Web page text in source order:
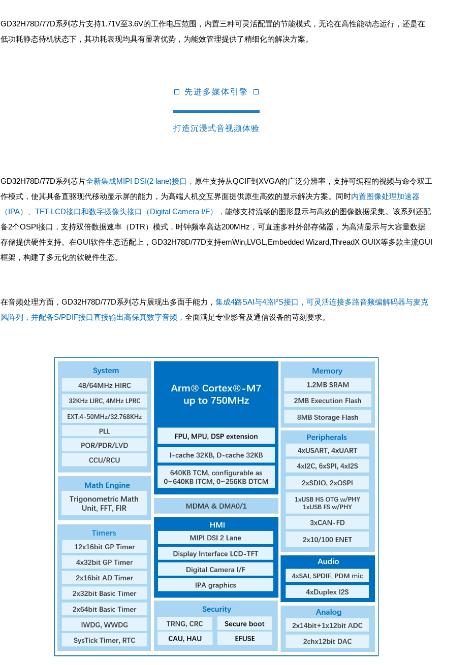
GD32H78D/77D系列芯片支持1.71V至3.6V的工作电压范围，内置三种可灵活配置的节能模式，无论在高性能动态运行，还是在
低功耗静态待机状态下，其功耗表现均具有显著优势，为能效管理提供了精细化的解决方案。
先进多媒体引擎
打造沉浸式音视频体验
GD32H78D/77D系列芯片全新集成MIPI DSI(2 lane)接口， 原生支持从QCIF到XVGA的广泛分辨率，支持可编程的视频与命令双工
作模式，使其具备直驱现代移动显示屏的能力，为高端人机交互界面提供原生高效的显示解决方案。同时内置图像处理加速器
（IPA）、TFT-LCD接口和数字摄像头接口（Digital Camera I/F）， 能够支持流畅的图形显示与高效的图像数据采集。该系列还配
备2个OSPI接口，支持双倍数据速率（DTR）模式，时钟频率高达200MHz，可直连多种外部存储器，为高清显示与大容量数据
存储提供硬件支持。在GUI软件生态适配上，GD32H78D/77D支持emWin,LVGL,Embedded Wizard,ThreadX GUIX等多款主流GUI
框架，构建了多元化的软硬件生态。
在音频处理方面，GD32H78D/77D系列芯片展现出多面手能力， 集成4路SAI与4路I²S接口，可灵活连接多路音频编解码器与麦克
风阵列，并配备S/PDIF接口直接输出高保真数字音频， 全面满足专业影音及通信设备的苛刻要求。